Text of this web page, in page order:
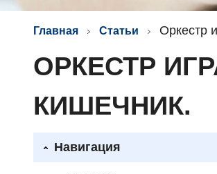
Главная Статьи Оркестр
ОРКЕСТР
КИШЕЧНИК.
Навигация